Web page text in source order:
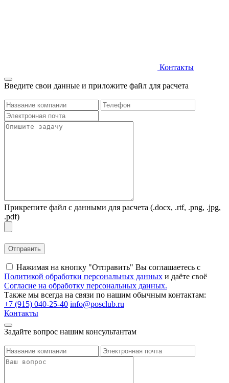
Контакты
Введите свои данные и приложите файл для расчета
Прикрепите файл с данными для расчета (.docx, .rtf, .png, .jpg,
.pdf)
Нажимая на кнопку "Отправить" Вы соглашаетесь c
Политикой обработки персональных данных и даёте своё
Согласие на обработку персональных данных.
Также мы всегда на связи по нашим обычным контактам:
+7 (915) 040-25-40 info@posclub.ru
Контакты
Задайте вопрос нашим консультантам